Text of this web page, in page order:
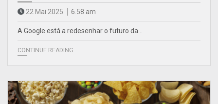
22 Mai 2025 6.58 am
A Google está a redesenhar o futuro da…
CONTINUE READING